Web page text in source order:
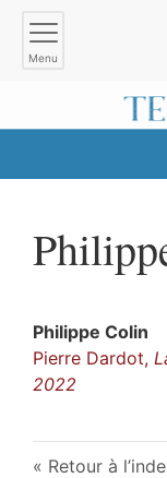
Menu
Philippe Colin
Pierre Dardot,
2022
Retour à